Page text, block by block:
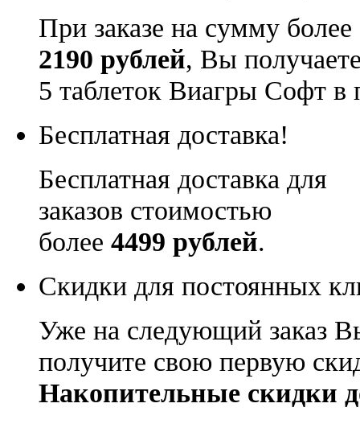
При заказе на сумму более
2190 рублей, Вы
5 таблеток Виагры Софт в
Бесплатная доставка!
Бесплатная доставка для
заказов стоимостью
более 4499 рублей.
Скидки для постоянных
Уже на следующий заказ
получите свою первую
Накопительные скидки